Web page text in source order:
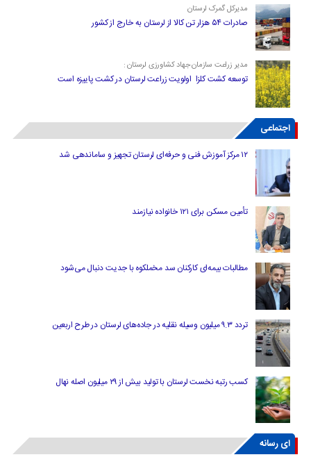
مدیرکل گمرک لرستان
صادرات ۵۴ هزار تن کالا از لرستان به خارج از کشور
مدیر زراعت سازمان جهاد کشاورزی لرستان :
توسعه کشت کلزا اولویت زراعت لرستان در کشت پاییزه است
اجتماعی
۱۲ مرکز آموزش فنی و حرفه‌ای لرستان تجهیز و ساماندهی شد
تأمین مسکن برای ۱۲۱ خانواده نیازمند
مطالبات بیمه‌ای کارکنان سد مخملکوه با جدیت دنبال می‌شود
تردد ۹.۳ میلیون وسیله نقلیه در جاده‌های لرستان در طرح اربعین
کسب رتبه نخست لرستان با تولید بیش از ۲۹ میلیون اصله نهال
ای رسانه